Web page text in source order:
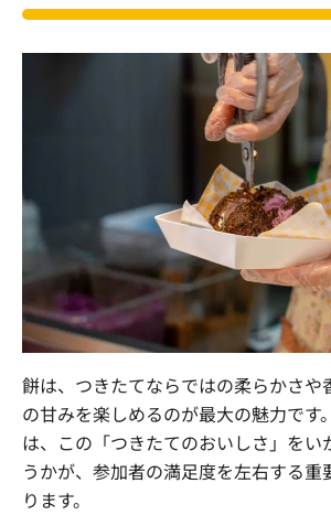
餅は、つきたてならではの柔らかさや
の甘みを楽しめるのが最大の魅力です
は、この「つきたてのおいしさ」をい
うかが、参加者の満足度を左右する重
ります。